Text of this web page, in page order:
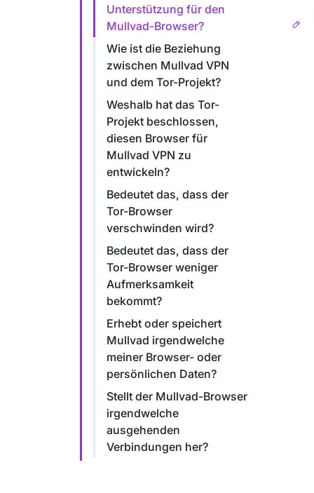
Unterstützung für den
Mullvad-Browser?
Wie ist die Beziehung
zwischen Mullvad VPN
und dem Tor-Projekt?
Weshalb hat das Tor-
Projekt beschlossen,
diesen Browser für
Mullvad VPN zu
entwickeln?
Bedeutet das, dass der
Tor-Browser
verschwinden wird?
Bedeutet das, dass der
Tor-Browser weniger
Aufmerksamkeit
bekommt?
Erhebt oder speichert
Mullvad irgendwelche
meiner Browser- oder
persönlichen Daten?
Stellt der Mullvad-Browser
irgendwelche
ausgehenden
Verbindungen her?